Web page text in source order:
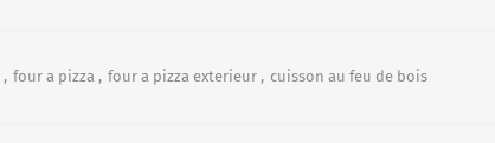
, four a pizza , four a pizza exterieur , cuisson au feu de bois